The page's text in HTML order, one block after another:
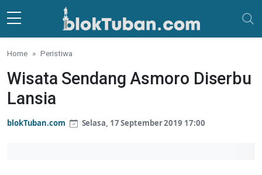
Skip to main content
Home Peristiwa
Wisata Sendang Asmoro Diserbu
Lansia
blokTuban.com Selasa, 17 September 2019 17:00